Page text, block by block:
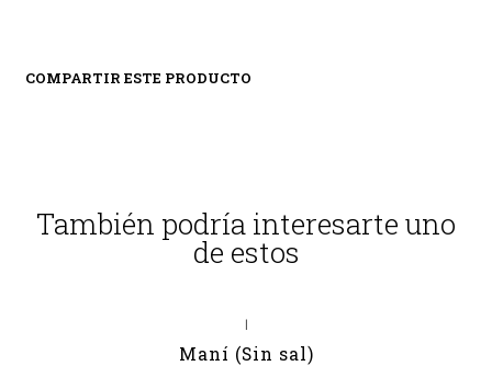
COMPARTIR ESTE PRODUCTO
También podría interesarte uno
de estos
|
Maní (Sin sal)